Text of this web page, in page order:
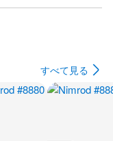
すべて見る